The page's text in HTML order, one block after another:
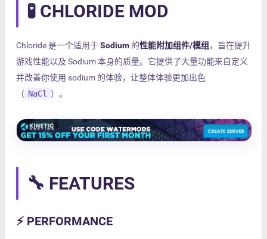
🧪 CHLORIDE MOD
Chloride 是一个适用于Sodium 的性能附加组件/模组，旨在提升
游戏性能以及 Sodium 本身的质量。它提供了大量功能来自定义
并改善你使用 sodium 的体验，让整体体验更加出色
（ NaCl ）。
🔧 FEATURES
⚡ PERFORMANCE